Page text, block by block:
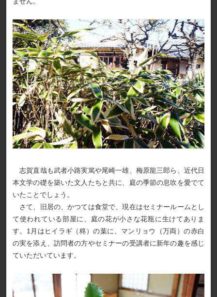
志賀直哉も武者小路実篤や尾崎一雄、梅原龍三郎ら、近代日
本文学の礎を築いた文人たちと共に、庭の季節の息吹を愛でて
いたことでしょう。
さて、旧居の、かつては食堂で、現在はセミナールームとし
て使われている部屋に、庭の花が小さな花瓶に生けてありま
す。1月はヒイラギ（柊）の葉に、マンリョウ（万両）の赤白
の実を添え、訪問者の方やセミナーの受講者に新年の趣を感じ
ていただいています。